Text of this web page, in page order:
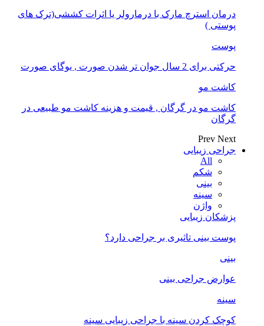
درمان استرچ مارک با درمارولر یا اثرات کششی(ترک های
پوستی )
پوست
حرکتی برای 2 سال جوان تر شدن صورت , یوگای صورت
کاشت مو
کاشت مو در گرگان , قیمت و هزینه کاشت مو طبیعی در
گرگان
Prev Next
جراحی زیبایی
All
شکم
بینی
سینه
واژن
پزشکان زیبایی
پوست بینی تاثیری بر جراحی دارد؟
بینی
عوارض جراحی بینی
سینه
کوچک کردن سینه با جراحی زیبایی سینه